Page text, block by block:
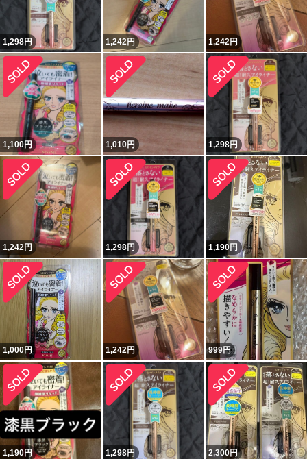
1,298円 1,242円 1,242円
1,100円 1,010円 1,298円
1,242円 1,298円 1,190円
1,000円 1,242円 999円
1,190円 1,298円 2,300円